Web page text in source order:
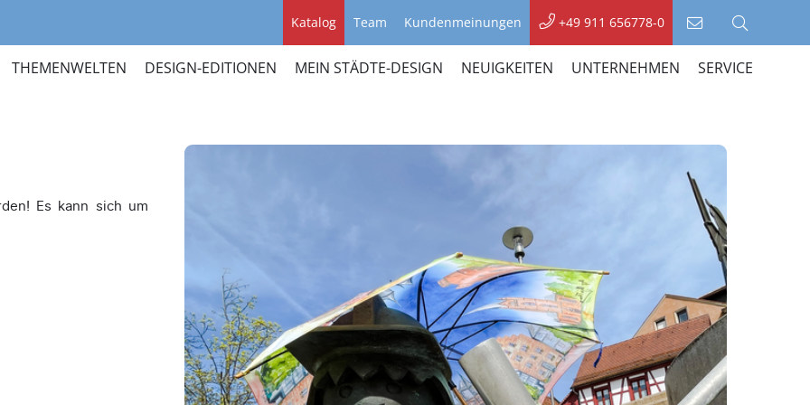
Katalog Team Kundenmeinungen +49 911 656778-0
Kontakt
Suche
THEMENWELTEN DESIGN-EDITIONEN MEIN STÄDTE-DESIGN NEUIGKEITEN UNTERNEHMEN SERVICE
Es kann sich um